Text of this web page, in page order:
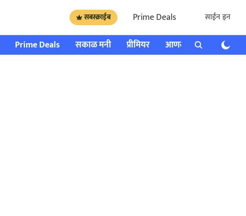
सबस्क्राईब Prime Deals साईन इन
Prime Deals सकाळ मनी प्रीमियर आणखी राशी भविष्य